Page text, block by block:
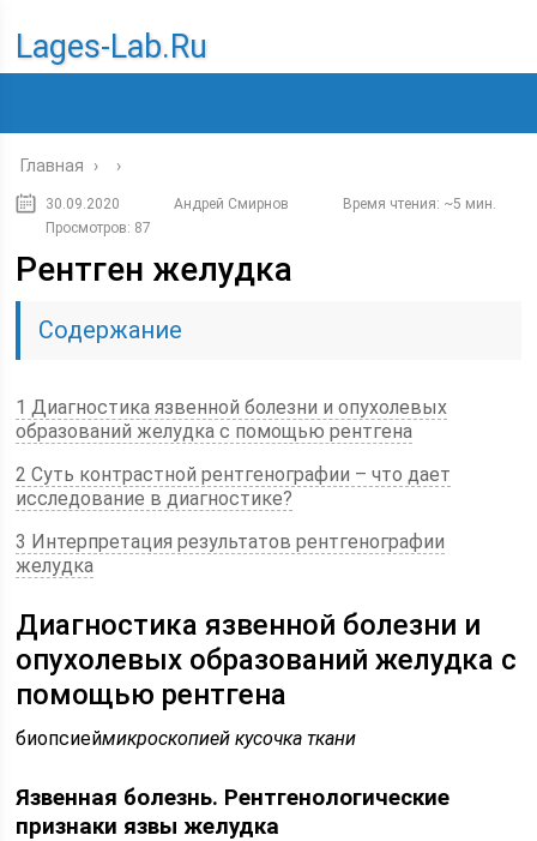
Lages-Lab.ru
Главная › ›
30.09.2020 Андрей Смирнов
Время чтения: ~5 мин.
Просмотров: 87
Рентген желудка
Содержание
1 Диагностика язвенной болезни и опухолевых
образований желудка с помощью рентгена
2 Суть контрастной рентгенографии – что дает
исследование в диагностике?
3 Интерпретация результатов рентгенографии
желудка
Диагностика язвенной болезни и
опухолевых образований желудка с
помощью рентгена
биопсиеймикроскопией кусочка ткани
Язвенная болезнь. Рентгенологические
признаки язвы желудка